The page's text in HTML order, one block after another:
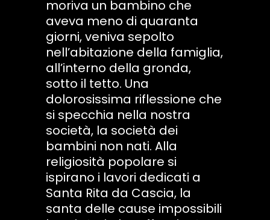
moriva un bambino che
aveva meno di quaranta
giorni, veniva sepolto
nell’abitazione della famiglia,
all’interno della gronda,
sotto il tetto. Una
dolorosissima riflessione che
si specchia nella nostra
società, la società dei
bambini non nati. Alla
religiosità popolare si
ispirano i lavori dedicati a
Santa Rita da Cascia, la
santa delle cause impossibili